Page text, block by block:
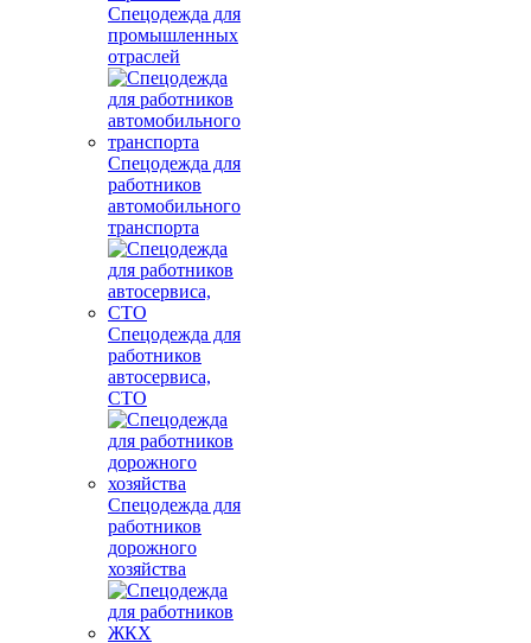
Спецодежда для
промышленных
отраслей
Спецодежда для
работников
автомобильного
транспорта
Спецодежда для
работников
автосервиса,
СТО
Спецодежда для
работников
дорожного
хозяйства